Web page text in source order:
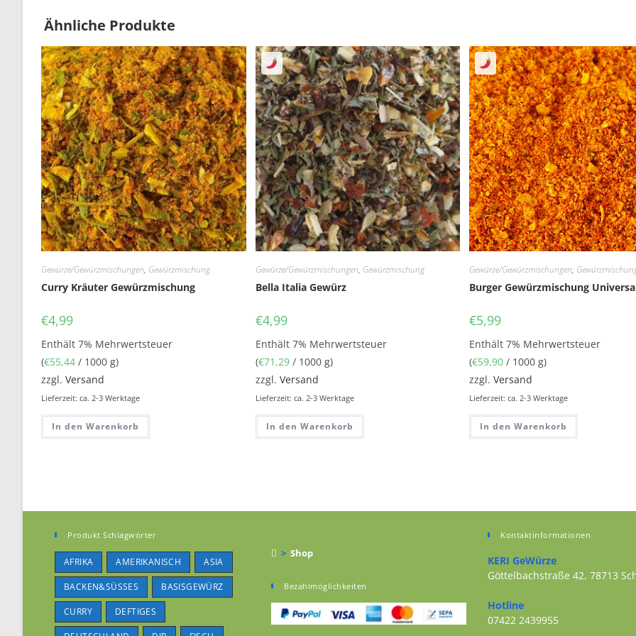
Ähnliche Produkte
Gewürze/Gewürzmischungen, Gewürzmischung
Curry Kräuter Gewürzmischung
€4,99
Enthält 7% Mehrwertsteuer
(€55,44 / 1000 g)
zzgl.Versand
Lieferzeit: ca. 2-3 Werktage
In den Warenkorb
Gewürze/Gewürzmischungen, Gewürzmischung
Bella Italia Gewürz
€4,99
Enthält 7% Mehrwertsteuer
(€71,29/ 1000 g)
zzgl. Versand
Lieferzeit: ca. 2-3 Werktage
In den Warenkorb
Gewürze/Gewürzmischungen,
Burger Gewürzmischung
€5,99
Enthält 7% Mehrwertsteuer
(€59,90/ 1000 g)
zzgl. Versand
Lieferzeit: ca. 2-3 Werktage
In den Warenkorb
Produkt Schlagwörter
AFRIKA AMERIKANISCH ASIA
BACKEN&SÜSSES BASISGEWÜRZ
CURRY DEFTIGES
> Shop
Bezahlmöglichkeiten
Kontaktinformationen
KERI GeWürze
Göttelbachstraße 42, 78713
Hotline
07422 2439955